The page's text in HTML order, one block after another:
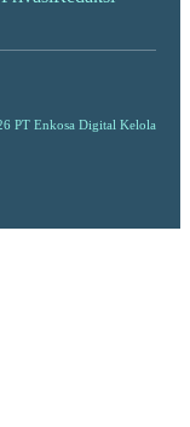
PT Enkosa Digital Kelola